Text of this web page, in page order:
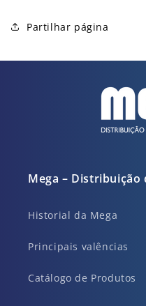
Partilhar página
Mega – Distribuição
Historial da Mega
Principais valências
Catálogo de Produtos